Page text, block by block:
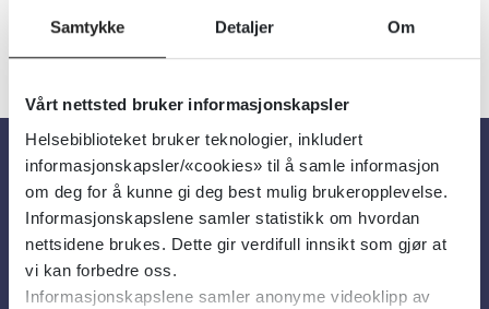
Samtykke Detaljer Om
Vårt nettsted bruker informasjonskapsler
Helsebiblioteket bruker teknologier, inkludert
informasjonskapsler/«cookies» til å samle informasjon
om deg for å kunne gi deg best mulig brukeropplevelse.
Informasjonskapslene samler statistikk om hvordan
nettsidene brukes. Dette gir verdifull innsikt som gjør at
vi kan forbedre oss.
Informasjonskapslene samler anonyme videoklipp av
« 1 24
Om oss
Om Helsebiblioteket
Personvern og informasjonskapsler